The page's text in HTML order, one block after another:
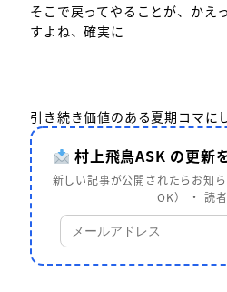
そこで戻ってやることが、かえ
すよね、確実に
引き続き価値のある夏期コマに
村上飛鳥ASK の更新
新しい記事が公開されたらお知
OK） ・ 読